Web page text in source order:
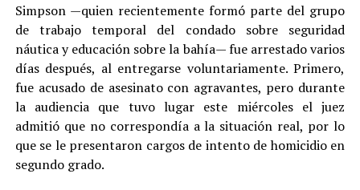
Simpson —quien recientemente formó parte del grupo
de trabajo temporal del condado sobre seguridad
náutica y educación sobre la bahía— fue arrestado varios
días después, al entregarse voluntariamente. Primero,
fue acusado de asesinato con agravantes, pero durante
la audiencia que tuvo lugar este miércoles el juez
admitió que no correspondía a la situación real, por lo
que se le presentaron cargos de intento de homicidio en
segundo grado.